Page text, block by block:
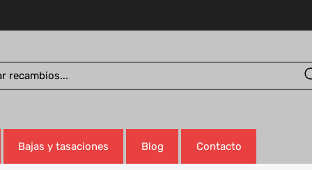
Bajas y tasaciones Blog Contacto